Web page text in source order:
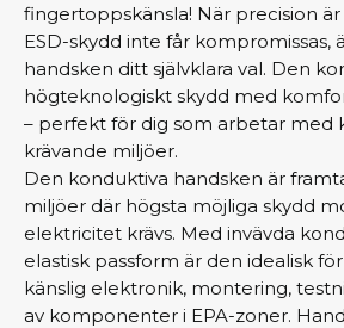
fingertoppskänsla! När precision
ESD-skydd inte får kompromissas,
handsken ditt självklara val. Den
högteknologiskt skydd med
– perfekt för dig som arbetar med
krävande miljöer.
Den konduktiva handsken är
miljöer där högsta möjliga skydd
elektricitet krävs. Med invävda
elastisk passform är den idealisk
känslig elektronik, montering,
av komponenter i EPA-zoner.